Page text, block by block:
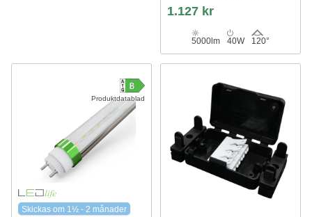
IP65, RA90
1.127 kr
5000lm 40W 120°
Produktdatablad
Skickas om 1½ - 2 månader